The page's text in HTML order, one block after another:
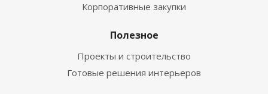
Корпоративные закупки
Полезное
Проекты и строительство
Готовые решения интерьеров